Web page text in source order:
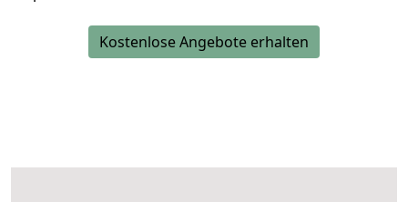
Kostenlose Angebote erhalten